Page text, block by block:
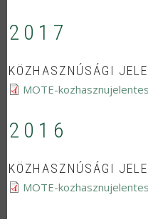
2017
KÖZHASZNÚSÁGI
MOTE-
2016
KÖZHASZNÚSÁGI
MOTE-